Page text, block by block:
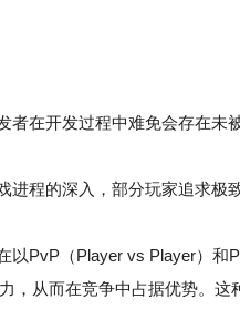
者在开发过程中难免会存在
程的深入，部分玩家追求极
PvP（Player vs Player）和
，从而在竞争中占据优势。这